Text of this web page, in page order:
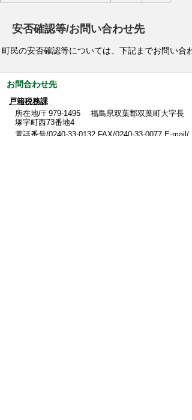
安否確認等/お問い合わせ先
町民の安否確認等については、下記までお問い合
お問合わせ先
戸籍税務課
所在地/〒979-1495 福島県双葉郡双葉町大字長
塚字町西73番地4
電話番号/0240-33-0132 FAX/0240-33-0077 E-mail/